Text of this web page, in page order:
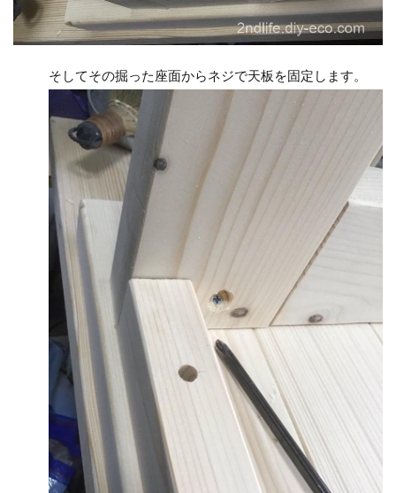
そしてその掘った座面からネジで天板を固定します。